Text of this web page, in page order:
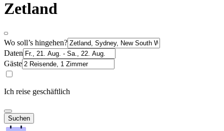
Zetland
Wo soll’s hingehen?
Daten
Gäste
Ich reise geschäftlich
Suchen